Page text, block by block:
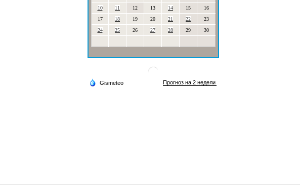
10
11 12 13 14 15
16
17
18 19 20 21 22
23
24
25 26 27 28 29 30